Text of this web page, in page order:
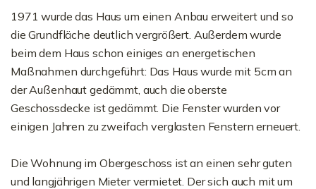
1971 wurde das Haus um einen Anbau erweitert und so
die Grundfläche deutlich vergrößert. Außerdem wurde
beim dem Haus schon einiges an energetischen
Maßnahmen durchgeführt: Das Haus wurde mit 5cm an
der Außenhaut gedämmt, auch die oberste
Geschossdecke ist gedämmt. Die Fenster wurden vor
einigen Jahren zu zweifach verglasten Fenstern erneuert.
Die Wohnung im Obergeschoss ist an einen sehr guten
und langjährigen Mieter vermietet. Der sich auch mit um